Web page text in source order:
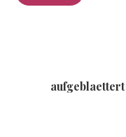
aufgeblaettert